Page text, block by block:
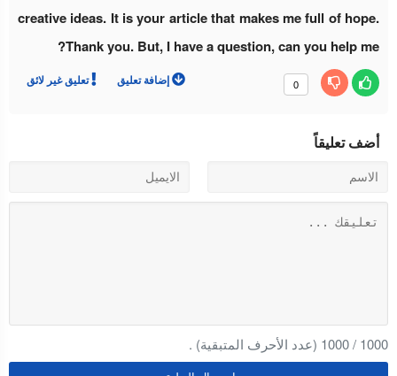
creative ideas. It is your article that makes me full of hope.
Thank you. But, I have a question, can you help me?
0 إضافة تعليق تعليق غير لائق
أضف تعليقاً
1000
/
1000 (عدد الأحرف المتبقية) .